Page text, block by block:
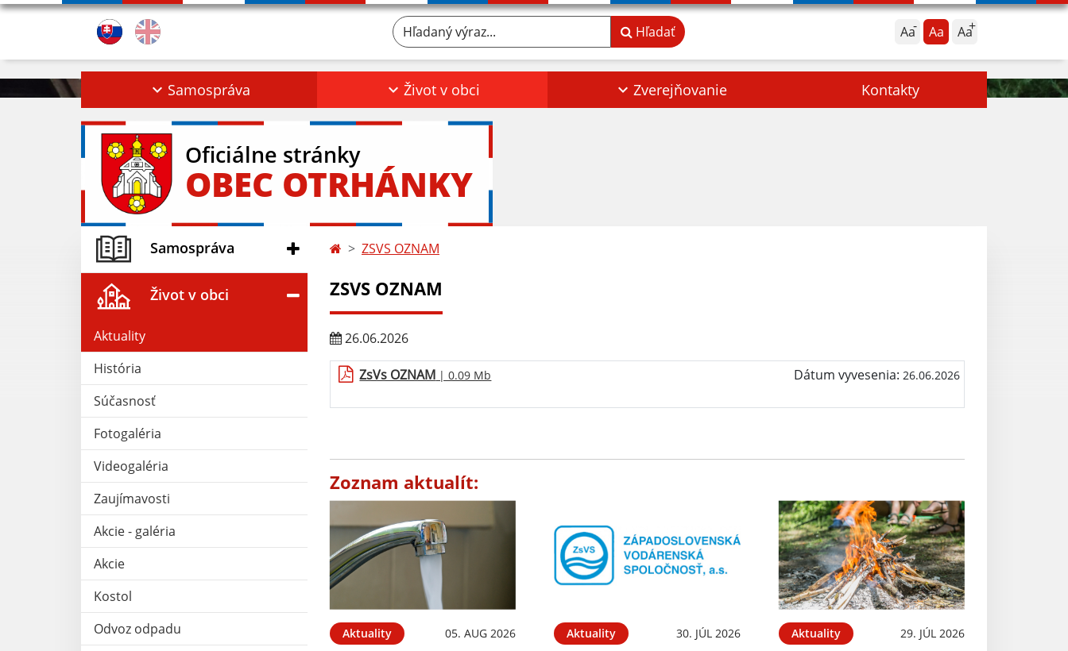
Aa Aa Aa
Hľadaný výraz... Hľadať
Samospráva Život v obci Zverejňovanie Kontakty
Oficiálne stránky
OBEC OTRHÁNKY
Samospráva
Život v obci
Aktuality
História
Súčasnosť
Fotogaléria
Videogaléria
Zaujímavosti
Akcie - galéria
Akcie
Kostol
Odvoz odpadu
ZSVS OZNAM
ZSVS OZNAM
26.06.2026
ZsVs OZNAM | 0.09 Mb Dátum vyvesenia: 26.06.2026
Zoznam aktualít:
Aktuality 05. AUG 2026 Aktuality 30. JÚL 2026 Aktuality 29. JÚL 2026